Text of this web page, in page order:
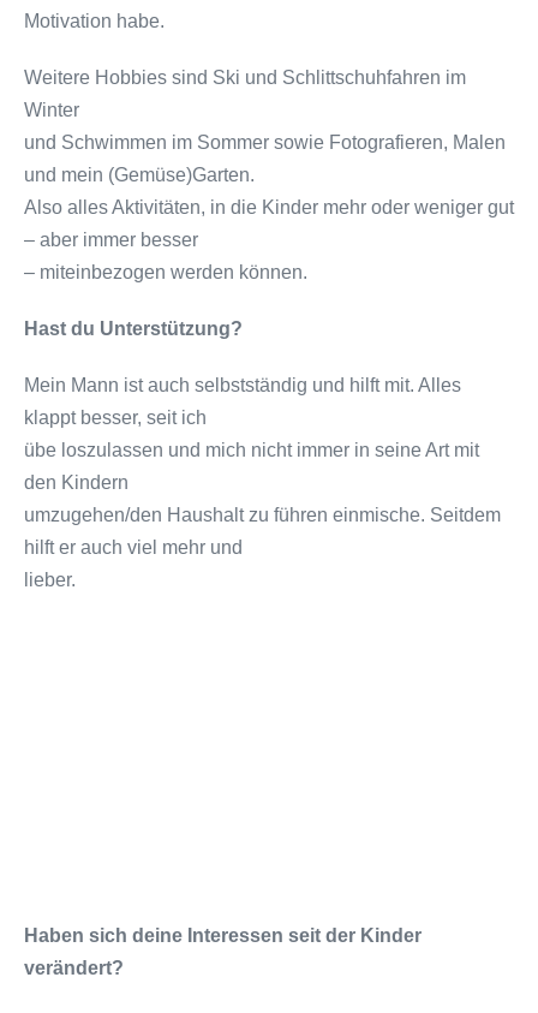
Motivation habe.
Weitere Hobbies sind Ski­ und Schlittschuhfahren im
Winter
und Schwimmen im Sommer sowie Fotografieren, Malen
und mein (Gemüse­)Garten.
Also alles Aktivitäten, in die Kinder mehr oder weniger gut
– aber immer besser
– miteinbezogen werden können.
Hast du Unterstützung?
Mein Mann ist auch selbstständig und hilft mit. Alles
klappt besser, seit ich
übe loszulassen und mich nicht immer in seine Art mit
den Kindern
umzugehen/den Haushalt zu führen einmische. Seitdem
hilft er auch viel mehr und
lieber.
Haben sich deine Interessen seit der Kinder
verändert?